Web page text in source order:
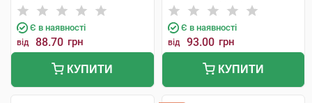
Є в наявності
від 88.70 грн
КУПИТИ
Є в наявності
від 93.00 грн
КУПИТИ